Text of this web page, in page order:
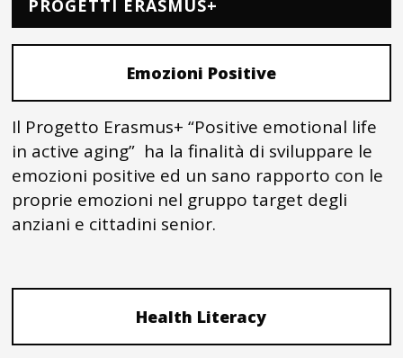
PROGETTI ERASMUS+
Emozioni Positive
Il Progetto Erasmus+ “Positive emotional life
in active aging” ha la finalità di sviluppare le
emozioni positive ed un sano rapporto con le
proprie emozioni nel gruppo target degli
anziani e cittadini senior.
Health Literacy